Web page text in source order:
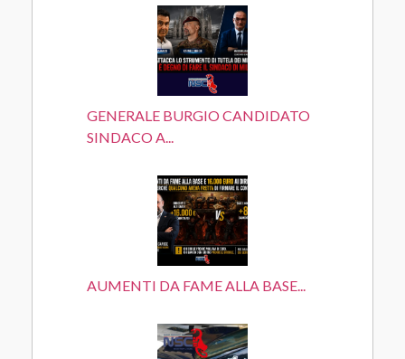
GENERALE BURGIO CANDIDATO
SINDACO A...
AUMENTI DA FAME ALLA BASE...